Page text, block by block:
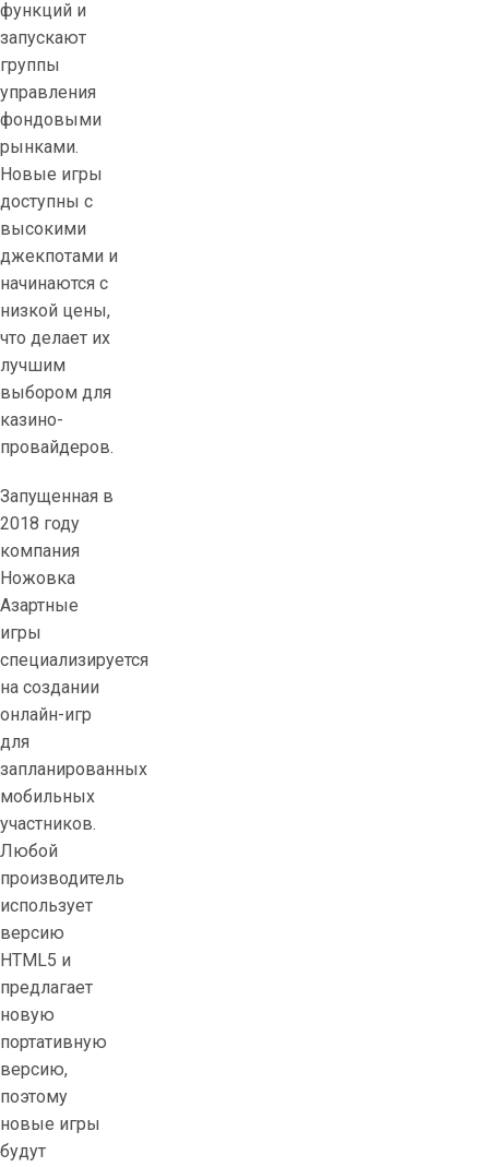
функций и
запускают
группы
управления
фондовыми
рынками.
Новые игры
доступны с
высокими
джекпотами и
начинаются с
низкой цены,
что делает их
лучшим
выбором для
казино-
провайдеров.
Запущенная в
2018 году
компания
Ножовка
Азартные
игры
специализируется
на создании
онлайн-игр
для
запланированных
мобильных
участников.
Любой
производитель
использует
версию
HTML5 и
предлагает
новую
портативную
версию,
поэтому
новые игры
будут